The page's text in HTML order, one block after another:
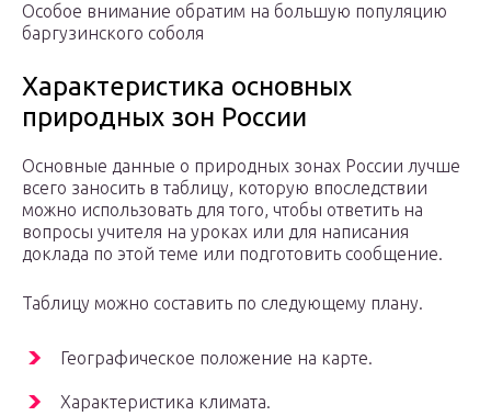
Особое внимание обратим на большую популяцию
баргузинского соболя
Характеристика основных
природных зон России
Основные данные о природных зонах России лучше
всего заносить в таблицу, которую впоследствии
можно использовать для того, чтобы ответить на
вопросы учителя на уроках или для написания
доклада по этой теме или подготовить сообщение.
Таблицу можно составить по следующему плану.
Географическое положение на карте.
Характеристика климата.